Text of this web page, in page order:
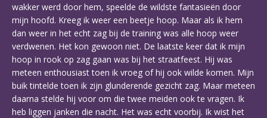
wakker werd door hem, speelde de wildste fantasieën door
mijn hoofd. Kreeg ik weer een beetje hoop. Maar als ik hem
dan weer in het echt zag bij de training was alle hoop weer
verdwenen. Het kon gewoon niet. De laatste keer dat ik mijn
hoop in rook op zag gaan was bij het straatfeest. Hij was
meteen enthousiast toen ik vroeg of hij ook wilde komen. Mijn
buik tintelde toen ik zijn glunderende gezicht zag. Maar meteen
daarna stelde hij voor om die twee meiden ook te vragen. Ik
heb liggen janken die nacht. Het was echt voorbij. Ik wist het